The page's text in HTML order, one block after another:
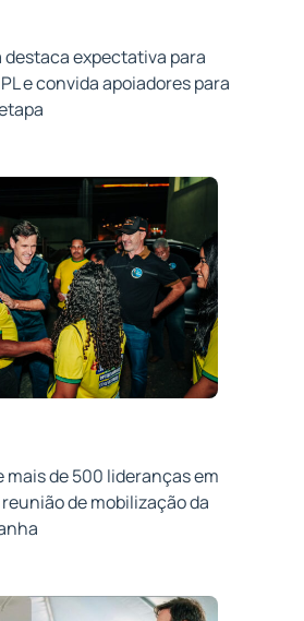
destaca expectativa para
e convida apoiadores para
mais de 500 lideranças em
reunião de mobilização da